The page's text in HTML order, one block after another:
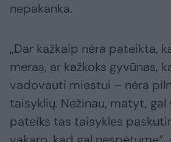
nepakanka.
„Dar kažkaip nėra pateikta,
meras, ar kažkoks gyvūnas,
vadovauti miestui – nėra
taisyklių. Nežinau, matyt,
pateiks tas taisykles